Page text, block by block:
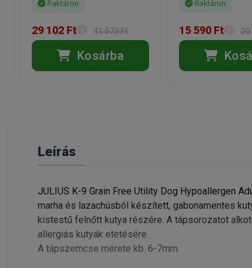
Raktáron
29 102 Ft 41 573 Ft
Kosárba
Raktáron
15 590 Ft 20
Leírás
JULIUS K-9 Grain Free Utility Dog Hypoallergen
marha és lazachúsból készített, gabonamentes
kistestű felnőtt kutya részére. A tápsorozatot
allergiás kutyák etetésére.
A tápszemcse mérete kb. 6-7mm.